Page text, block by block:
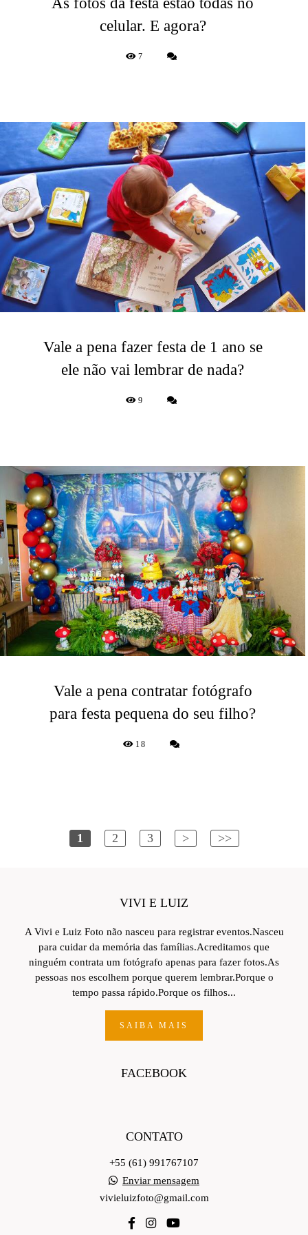
celular. E agora?
7
Vale a pena fazer festa de 1 ano se
ele não vai lembrar de nada?
9
Vale a pena contratar fotógrafo
para festa pequena do seu filho?
18
1 2 3 > >>
VIVI E LUIZ
A Vivi e Luiz Foto não nasceu para registrar eventos.Nasceu
para cuidar da memória das famílias.Acreditamos que
ninguém contrata um fotógrafo apenas para fazer fotos.As
pessoas nos escolhem porque querem lembrar.Porque o
tempo passa rápido.Porque os filhos...
SAIBA MAIS
FACEBOOK
CONTATO
+55 (61) 991767107
Enviar mensagem
vivieluizfoto@gmail.com